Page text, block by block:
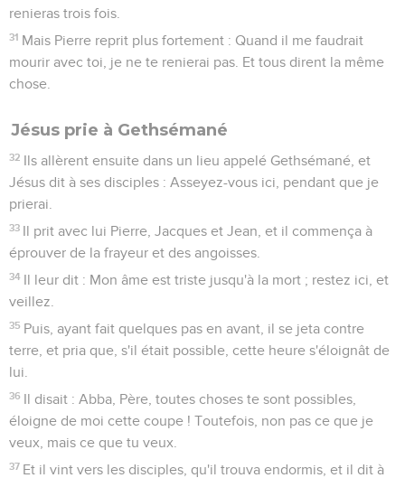
renieras trois fois.
31 Mais Pierre reprit plus fortement : Quand il me faudrait
mourir avec toi, je ne te renierai pas. Et tous dirent la même
chose.
Jésus prie à Gethsémané
32 Ils allèrent ensuite dans un lieu appelé Gethsémané, et
Jésus dit à ses disciples : Asseyez-vous ici, pendant que je
prierai.
33 Il prit avec lui Pierre, Jacques et Jean, et il commença à
éprouver de la frayeur et des angoisses.
34 Il leur dit : Mon âme est triste jusqu'à la mort ; restez ici, et
veillez.
35 Puis, ayant fait quelques pas en avant, il se jeta contre
terre, et pria que, s'il était possible, cette heure s'éloignât de
lui.
36 Il disait : Abba, Père, toutes choses te sont possibles,
éloigne de moi cette coupe ! Toutefois, non pas ce que je
veux, mais ce que tu veux.
37 Et il vint vers les disciples, qu'il trouva endormis, et il dit à